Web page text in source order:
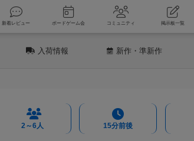
検索 新着レビュー ボードゲーム会 コミュニティ
入荷情報 新作 ・準新作
2～6人 15分前後